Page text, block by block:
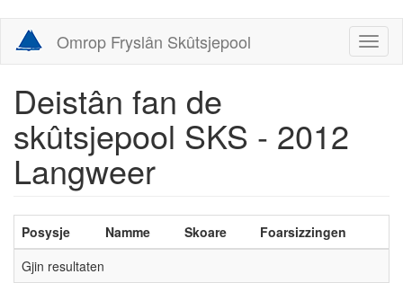
main
Omrop Fryslân Skûtsjepool
Deistân fan de
skûtsjepool SKS - 2012
Langweer
Posysje Namme Skoare
Foarsizzingen
Gjin resultaten